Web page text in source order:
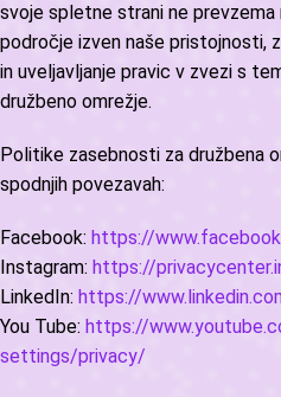
svoje spletne strani ne
področje izven naše pristojnosti,
in uveljavljanje pravic v zvezi s
družbeno omrežje.
Politike zasebnosti za družbena
spodnjih povezavah:
Facebook: https://
Instagram: https://
LinkedIn: https://
You Tube: https://
settings/privacy/